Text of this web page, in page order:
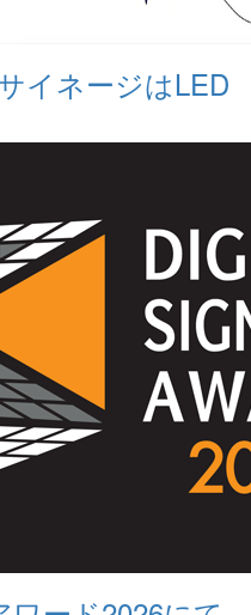
イネージはLED